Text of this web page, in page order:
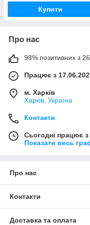
Купити
Про нас
98% позитивних з
Працює з
м. Харків
Харків, Україна
Контакти
Сьогодні працює
Показати весь
Про нас
Контакти
Доставка та оплата